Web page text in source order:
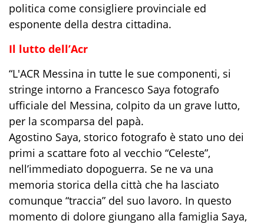
politica come consigliere provinciale ed
esponente della destra cittadina.
Il lutto dell’Acr
“L'ACR Messina in tutte le sue componenti, si
stringe intorno a Francesco Saya fotografo
ufficiale del Messina, colpito da un grave lutto,
per la scomparsa del papà.
Agostino Saya, storico fotografo è stato uno dei
primi a scattare foto al vecchio “Celeste”,
nell’immediato dopoguerra. Se ne va una
memoria storica della città che ha lasciato
comunque “traccia” del suo lavoro. In questo
momento di dolore giungano alla famiglia Saya,